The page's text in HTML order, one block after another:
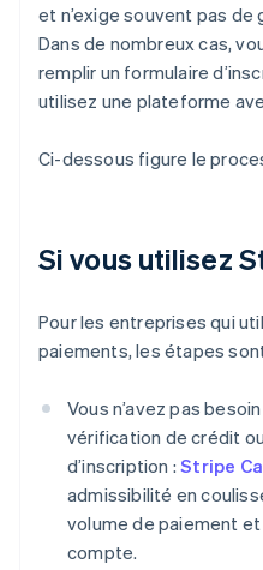
et n’exige souvent pas
Dans de nombreux cas,
remplir un formulaire
utilisez une plateforme
Ci-dessous figure le
Si vous utilisez
Pour les entreprises qui
paiements, les étapes
Vous n’avez pas
vérification de crédit
d’inscription :Stripe
admissibilité en
volume de paiement
compte.